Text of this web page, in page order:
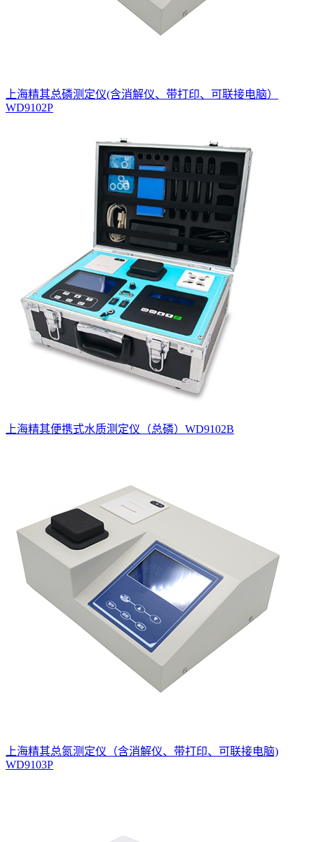
上海精其总磷测定仪(含消解仪、带打印、可联接电脑）
WD9102P
上海精其便携式水质测定仪（总磷）WD9102B
上海精其总氮测定仪（含消解仪、带打印、可联接电脑)
WD9103P